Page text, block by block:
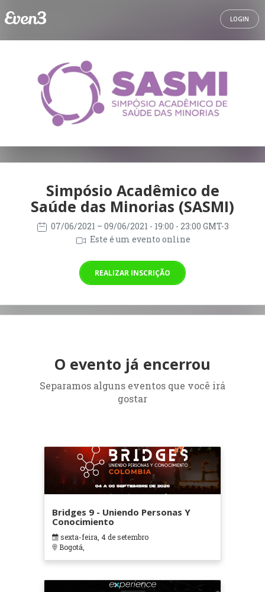
LOGIN
Simpósio Acadêmico de
Saúde das Minorias (SASMI)
07/06/2021 – 09/06/2021 - 19:00 - 23:00 GMT-3
Este é um evento online
REALIZAR INSCRIÇÃO
O evento já encerrou
Separamos alguns eventos que você irá
gostar
Bridges 9 - Uniendo Personas Y
Conocimiento
sexta-feira, 4 de setembro
Bogotá,